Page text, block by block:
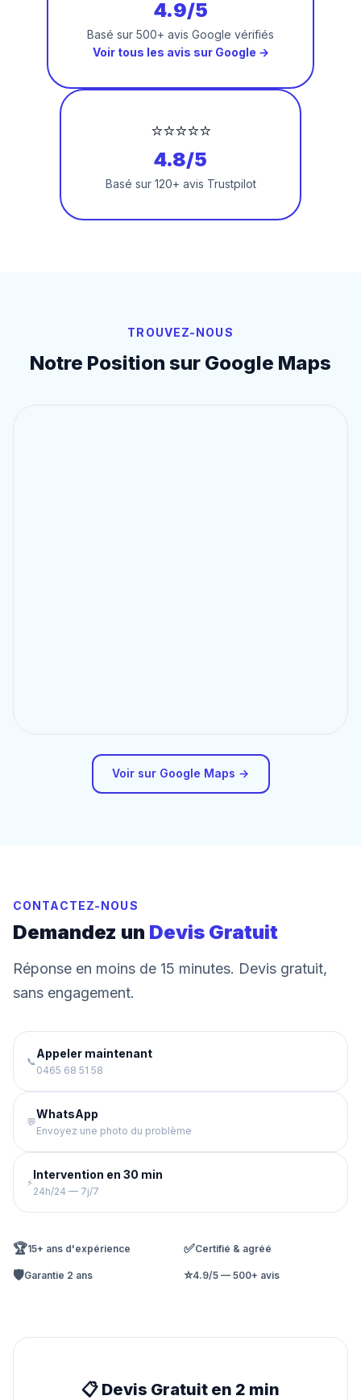
4.9/5
Basé sur 500+ avis Google vérifiés
Voir tous les avis sur Google →
⭐⭐⭐⭐⭐
4.8/5
Basé sur 120+ avis Trustpilot
TROUVEZ-NOUS
Notre Position sur Google Maps
Voir sur Google Maps →
CONTACTEZ-NOUS
Demandez un Devis Gratuit
Réponse en moins de 15 minutes. Devis gratuit,
sans engagement.
📞
Appeler maintenant
0465 68 51 58
💬
WhatsApp
Envoyez une photo du problème
⚡
Intervention en 30 min
24h/24 — 7j/7
🏆15+ ans d'expérience ✅Certifié & agréé
🛡️Garantie 2 ans ⭐4.9/5 — 500+ avis
📋 Devis Gratuit en 2 min